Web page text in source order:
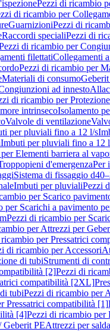
Pezzi di ricambio
di ricambio per
GuarnizioniPezzi di
Raccordi specialiPezzi di
di ricambio per
filettatiCollegamenti
Pezzi di ricambio per
Materiali di consumo
ad innesto
di ricambio per
intrinsecoIsolamento
Valvole di ventilazione
per pluviali fino a 12 l/s
Imbuti per pluviali fino a 12
Elementi barriera al
d'emergenzaPer
Sistema di fissaggio
Imbuti per pluvialiPezzi
per Scarico
per Scarichi a pavimento
Pezzi di ricambio per
per Attrezzi per
per Pressatrici
di ricambio per Accessori
di tubiStrumenti di
[2]Pezzi di
compatibilità [2XL]
tubiPezzi di ricambio per
Pressatrici compatibilità [1]
[4]Pezzi di ricambio per
Geberit PEAttrezzi per